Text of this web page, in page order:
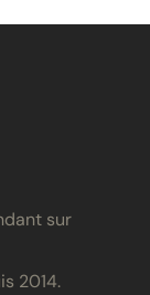
sur
2014.